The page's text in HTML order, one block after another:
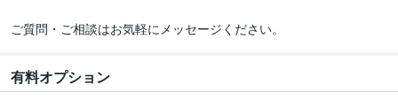
ご質問・ご相談はお気軽にメッセージください。
有料オプション